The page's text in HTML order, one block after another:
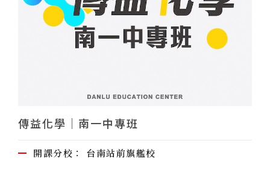
傳益化學｜南一中專班
開課分校： 台南站前旗艦校